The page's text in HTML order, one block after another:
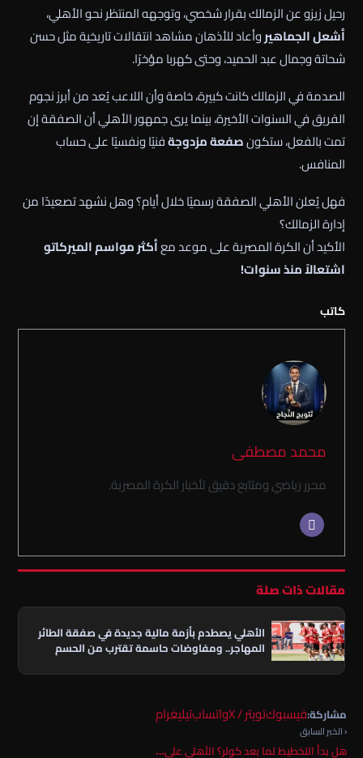
رحيل زيزو عن الزمالك بقرار شخصي، وتوجهه المنتظر نحو الأهلي،
أشعل الجماهيروأعاد للأذهان مشاهد انتقالات تاريخية مثل حسن
شحاتة وجمال عبد الحميد، وحتى كهربا مؤخرًا.
الصدمة في الزمالك كانت كبيرة، خاصة وأن اللاعب يُعد من أبرز نجوم
الفريق في السنوات الأخيرة، بينما يرى جمهور الأهلي أن الصفقة إن
تمت بالفعل، ستكونصفعة مزدوجةفنيًا ونفسيًا على حساب
المنافس.
فهل يُعلن الأهلي الصفقة رسميًا خلال أيام؟ وهل نشهد تصعيدًا من
إدارة الزمالك؟
الأكيد أن الكرة المصرية على موعد معأكثر مواسم الميركاتو
اشتعالاً منذ سنوات!
كاتب
محمد مصطفى
محرر رياضي ومتابع دقيق لأخبار الكرة المصرية.
مقالات ذات صلة
الأهلي يصطدم بأزمة مالية جديدة في صفقة الطائر
المهاجر.. ومفاوضات حاسمة تقترب من الحسم
مشاركة:فيسبوكتويتر / X واتسابتيليغرام
‹ الخبر السابق
هل بدأ التخطيط لما بعد كولر؟ الأهلي على…